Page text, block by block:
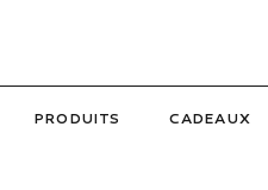
PRODUITS CADEAUX